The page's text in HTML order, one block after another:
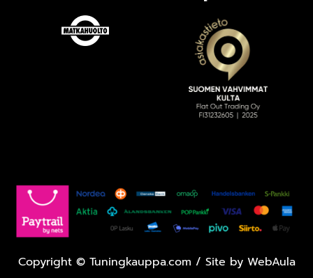
Copyright ©Tuningkauppa.com / Site by WebAula